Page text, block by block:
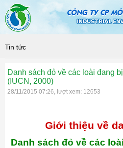
Tin tức
Danh sách đỏ về các loài đang
(IUCN, 2000)
28/11/2015 07:26, lượt xem: 12653
Giới thiệu về
Danh sách đỏ về các